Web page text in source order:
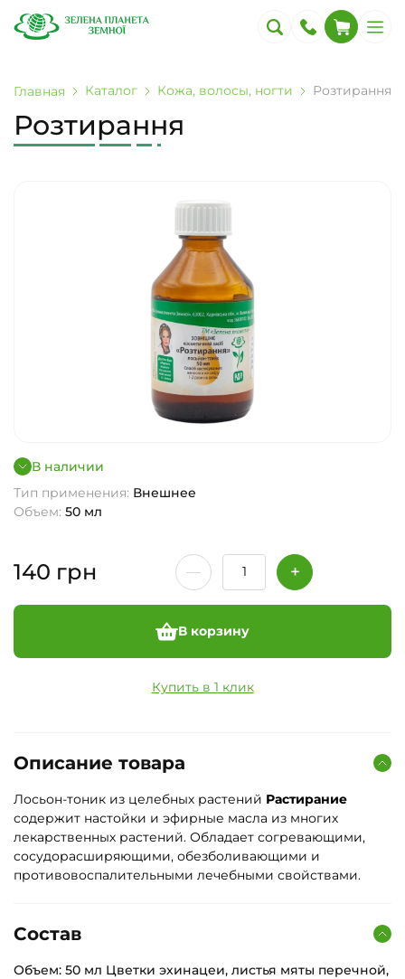
Главная Каталог Кожа, волосы, ногти Розтирання
Розтирання
В наличии
Тип применения: Внешнее
Объем: 50 мл
140 грн
В корзину
Купить в 1 клик
Описание товара
Лосьон-тоник из целебных растений Растирание
содержит настойки и эфирные масла из многих
лекарственных растений. Обладает согревающими,
сосудорасширяющими, обезболивающими и
противовоспалительными лечебными свойствами.
Состав
Объем: 50 мл Цветки эхинацеи, листья мяты перечной,